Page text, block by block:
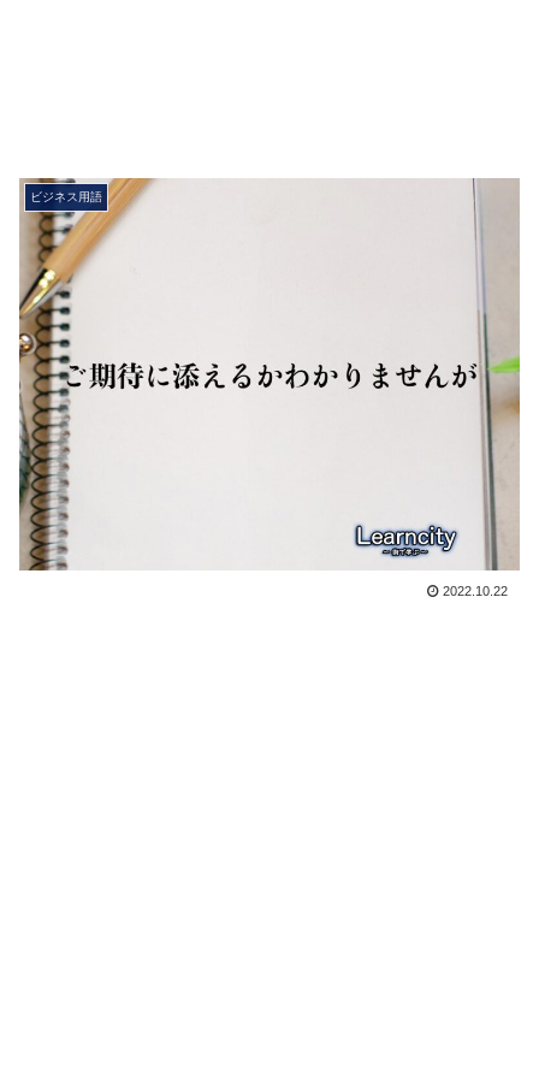
ビジネス用語
2022.10.22